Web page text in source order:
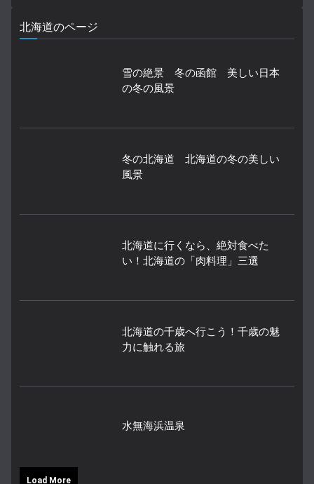
北海道のページ
雪の絶景 冬の函館 美しい日本
の冬の風景
冬の北海道 北海道の冬の美しい
風景
北海道に行くなら、絶対食べた
い！北海道の「肉料理」三選
北海道の千歳へ行こう！千歳の魅
力に触れる旅
水無海浜温泉
Load More